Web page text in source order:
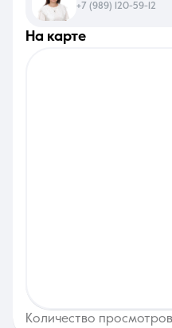
на карте
Количество
+7 (989) 120-59-12